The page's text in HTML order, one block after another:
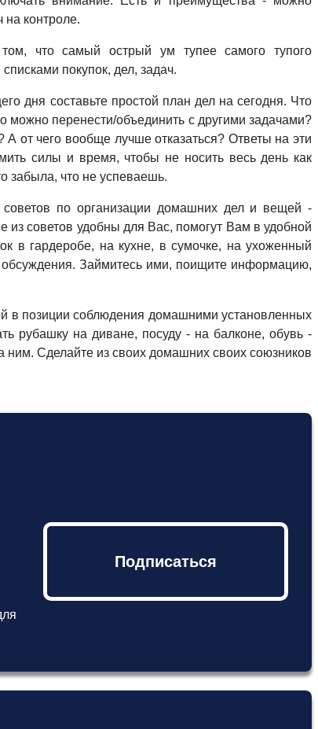
контроле.
что самый острый ум тупее самого тупого
покупок, дел, задач.
дня составьте простой план дел на сегодня. Что
можно перенести/объединить с другими задачами?
от чего вообще лучше отказаться? Ответы на эти
силы и время, чтобы не носить весь день как
забыла, что не успеваешь.
советов по организации домашних дел и вещей -
из советов удобны для Вас, помогут Вам в удобной
в гардеробе, на кухне, в сумочке, на ухоженный
Займитесь ими, поищите информацию,
в позиции соблюдения домашними установленных
рубашку на диване, посуду - на балконе, обувь -
ним. Сделайте из своих домашних своих союзников
Подписаться